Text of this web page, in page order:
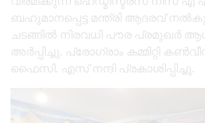
ബഹുമാനപ്പെട്ട മന്ത്രി ആദരവ്
ചടങ്ങിൽ നിരവധി പൗര പ്രമുഖർ
അർപ്പിച്ചു. പ്രോഗ്രാം കമ്മിറ്റി
ഫൈസി. എസ് നന്ദി പ്രകാശിപ്പിച്ചു.